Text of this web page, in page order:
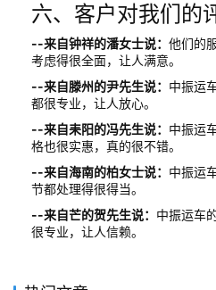
六、客户对我们的
--来自钟祥的潘女士说： 他们的
考虑得很全面，让人满意。
--来自滕州的尹先生说： 中振运
都很专业，让人放心。
--来自耒阳的冯先生说： 中振运
格也很实惠，真的很不错。
--来自海南的柏女士说： 中振运
节都处理得很得当。
--来自芒的贺先生说： 中振运车
很专业，让人信赖。